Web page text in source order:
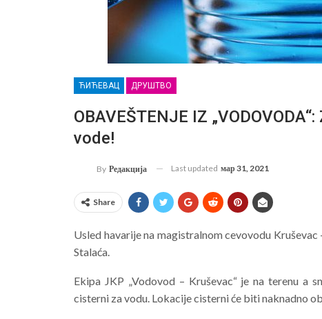
ЋИЋЕВАЦ ДРУШТВО
OBAVEŠTENJE IZ
vode!
By Редакција Last updated мар 31, 2021
Share
Usled havarije na magistralnom cevovodu
Stalaća.
Ekipa JKP „Vodovod – Kruševac“ je na terenu a
cisterni za vodu. Lokacije cisterni će biti naknadno